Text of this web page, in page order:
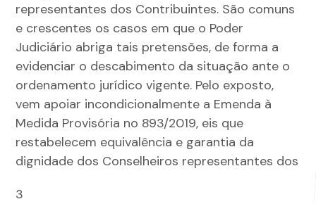
representantes dos Contribuintes. São comuns
e crescentes os casos em que o Poder
Judiciário abriga tais pretensões, de forma a
evidenciar o descabimento da situação ante o
ordenamento jurídico vigente. Pelo exposto,
vem apoiar incondicionalmente a Emenda à
Medida Provisória no 893/2019, eis que
restabelecem equivalência e garantia da
dignidade dos Conselheiros representantes dos
3